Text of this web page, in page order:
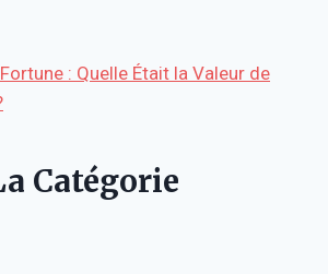
: Quelle Était la Valeur de
Catégorie